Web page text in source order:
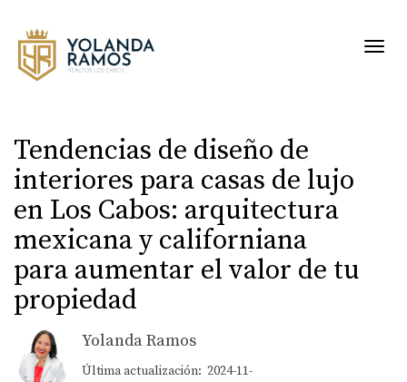
Tendencias de diseño de
interiores para casas de lujo
en Los Cabos: arquitectura
mexicana y californiana
para aumentar el valor de tu
propiedad
Yolanda Ramos
Última actualización: 2024-11-